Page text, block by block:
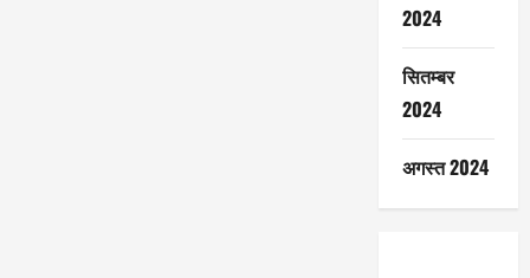
2024
सितम्बर
2024
अगस्त 2024